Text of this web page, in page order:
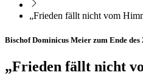
„Frieden fällt nicht vom
Bischof Dominicus Meier zum Ende
„Frieden fällt nicht